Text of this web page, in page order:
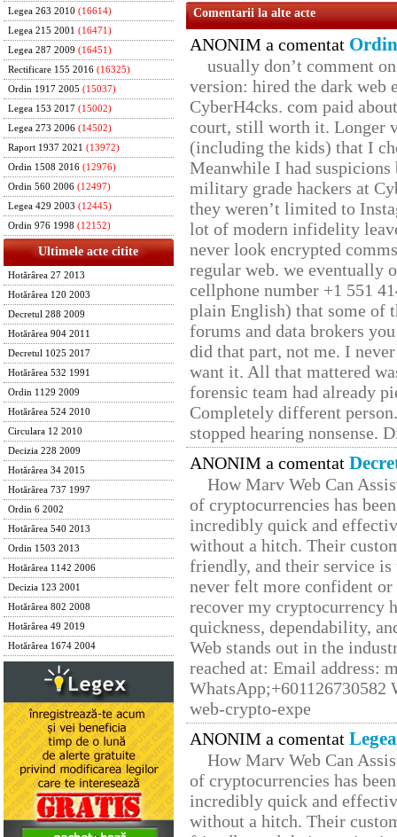
Legea 263 2010 (16614)
Legea 215 2001 (16471)
Legea 287 2009 (16451)
Rectificare 155 2016 (16325)
Ordin 1917 2005 (15037)
Legea 153 2017 (15002)
Legea 273 2006 (14502)
Raport 1937 2021 (13972)
Ordin 1508 2016 (12976)
Ordin 560 2006 (12497)
Legea 429 2003 (12445)
Ordin 976 1998 (12152)
Ultimele acte citite
Hotărârea 27 2013
Hotărârea 120 2003
Decretul 288 2009
Hotărârea 904 2011
Decretul 1025 2017
Hotărârea 532 1991
Ordin 1129 2009
Hotărârea 524 2010
Circulara 12 2010
Decizia 228 2009
Hotărârea 34 2015
Hotărârea 737 1997
Ordin 6 2002
Hotărârea 540 2013
Ordin 1503 2013
Hotărârea 1142 2006
Decizia 123 2001
Hotărârea 802 2008
Hotărârea 49 2019
Hotărârea 1674 2004
Comentarii la alte acte
ANONIM a comentat
usually don’t comment
version: hired the dark web
CyberH4cks. com paid
court, still worth it. Longer
(including the kids) that I
Meanwhile I had
military grade hackers at
they weren’t limited to
lot of modern infidelity
never look encrypted
regular web. we eventually
cellphone number +1 551
plain English) that some of
forums and data brokers
did that part, not me. I
want it. All that mattered
forensic team had already
Completely different
stopped hearing nonsense.
ANONIM a comentat
How Marv Web Can
of cryptocurrencies has
incredibly quick and
without a hitch. Their
friendly, and their service
never felt more confident
recover my cryptocurrency
quickness, dependability,
Web stands out in the
reached at: Email address:
web-crypto-expe
ANONIM a comentat
How Marv Web Can
of cryptocurrencies has
incredibly quick and
without a hitch. Their